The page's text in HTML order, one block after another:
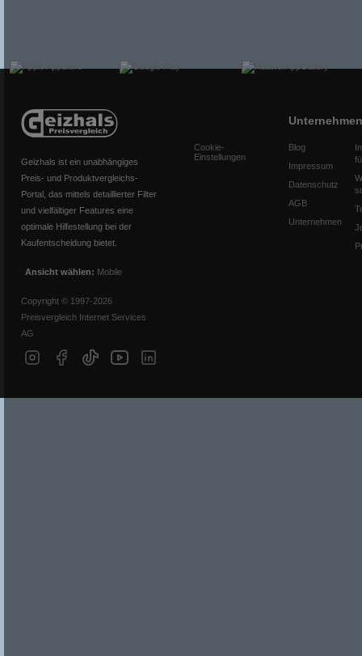
Geizhals ist ein unabhängiges
Preis- und Produktvergleichs-
Portal, das mittels detaillierter Filter
und vielfältiger Features eine
optimale Hilfestellung bei der
Kaufentscheidung bietet.
Ansicht wählen: Mobile
Copyright © 1997-2026
Preisvergleich Internet Services
AG
Cookie-
Einstellungen
Unternehmen
Blog
Impressum
Datenschutz
AGB
Unternehmen